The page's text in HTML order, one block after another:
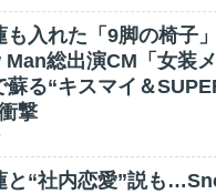
も入れた「9脚の椅子
総出演CM「女装
蘇る“キスマイ＆
撃
と“社内恋愛”説も